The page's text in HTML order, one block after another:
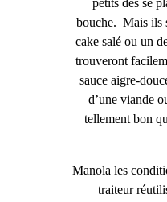
bouche. Mais ils
cake salé ou un
trouveront
sauce aigre-
d’une viande
tellement bon
Manola les
traiteur